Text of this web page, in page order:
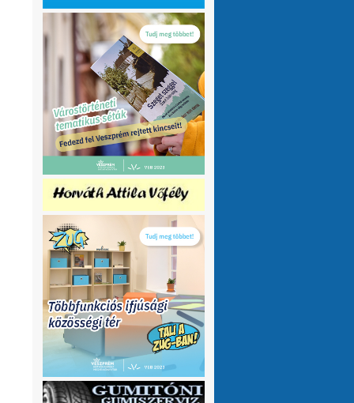
olvasnám.Üdv
10 hónap 1 hét
VMeteo-Zooltán
Remek asszisztens
Köszi az infót. Lehet mit böngészni.
1 év 2 hónap
Űjra elérhetőek a honlapomon
a klíma adatok (2007-től, havi
részletességgel, napi bontásban):
https://tinyurl.com/24vslpzg A ChatGPT 3
perc alatt megtalálta a hibát a PHP-ben,
ami nekem hónapok óta nem sikerült...
1 év 2 hónap
VMeteo-Zooltán Nézd már, van itt egy
üzenőfal
P.Csaba: 1 év 4 hónap
VMeteo-Zooltán Hopp, meggyógyult
VMeteo-Zooltán:Kivételesen nem
Valami frissítés rosszul sikerült :/
1 év 4